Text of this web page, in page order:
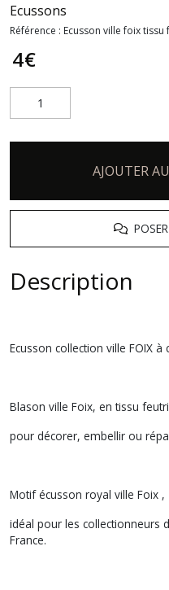
Ecussons
Référence : Ecusson ville foix
4€
AJOUTER
POSER
Description
Ecusson collection ville FOIX
Blason ville Foix, en tissu
pour décorer, embellir ou
Motif écusson royal ville Foix ,
idéal pour les collectionneurs
France.